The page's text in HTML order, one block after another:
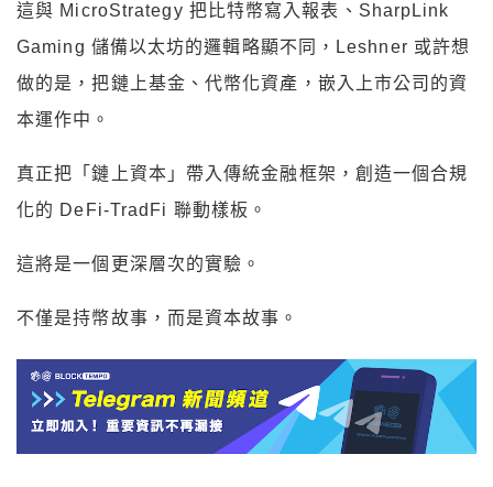
這與 MicroStrategy 把比特幣寫入報表、SharpLink
Gaming 儲備以太坊的邏輯略顯不同，Leshner 或許想
做的是，把鏈上基金、代幣化資產，嵌入上市公司的資
本運作中。
真正把「鏈上資本」帶入傳統金融框架，創造一個合規
化的 DeFi-TradFi 聯動樣板。
這將是一個更深層次的實驗。
不僅是持幣故事，而是資本故事。